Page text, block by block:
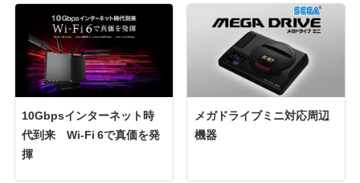
10Gbpsインターネット時
代到来 Wi-Fi 6で真価を発
揮
メガドライブミニ対応周辺
機器